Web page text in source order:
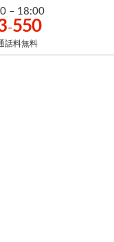
– 18:00
-550
話料無料